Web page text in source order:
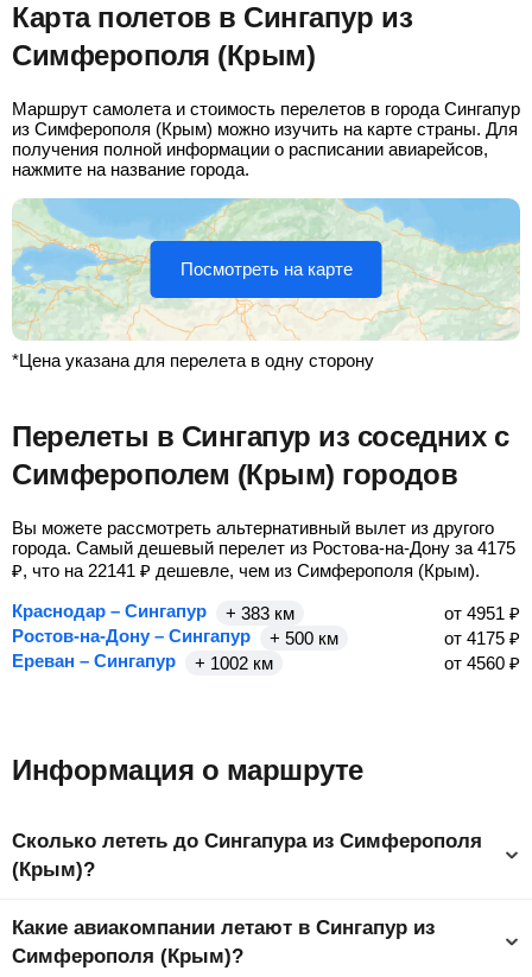
Карта полетов в Сингапур из
Симферополя (Крым)
Маршрут самолета и стоимость перелетов в города Сингапур
из Симферополя (Крым) можно изучить на карте страны. Для
получения полной информации о расписании авиарейсов,
нажмите на название города.
Посмотреть на карте
*Цена указана для перелета в одну сторону
Перелеты в Сингапур из соседних с
Симферополем (Крым) городов
Вы можете рассмотреть альтернативный вылет из другого
города. Самый дешевый перелет из Ростова-на-Дону за 4175
₽, что на 22141 ₽ дешевле, чем из Симферополя (Крым).
Краснодар – Сингапур
+ 383 км от 4951 ₽
Ростов-на-Дону – Сингапур
+ 500 км от 4175 ₽
Ереван – Сингапур
+ 1002 км от 4560 ₽
Информация о маршруте
Сколько лететь до Сингапура из Симферополя
(Крым)?
составляет 19 ч до столицы страны Сингапур.
Какие авиакомпании летают в Сингапур из
Симферополя (Крым)?